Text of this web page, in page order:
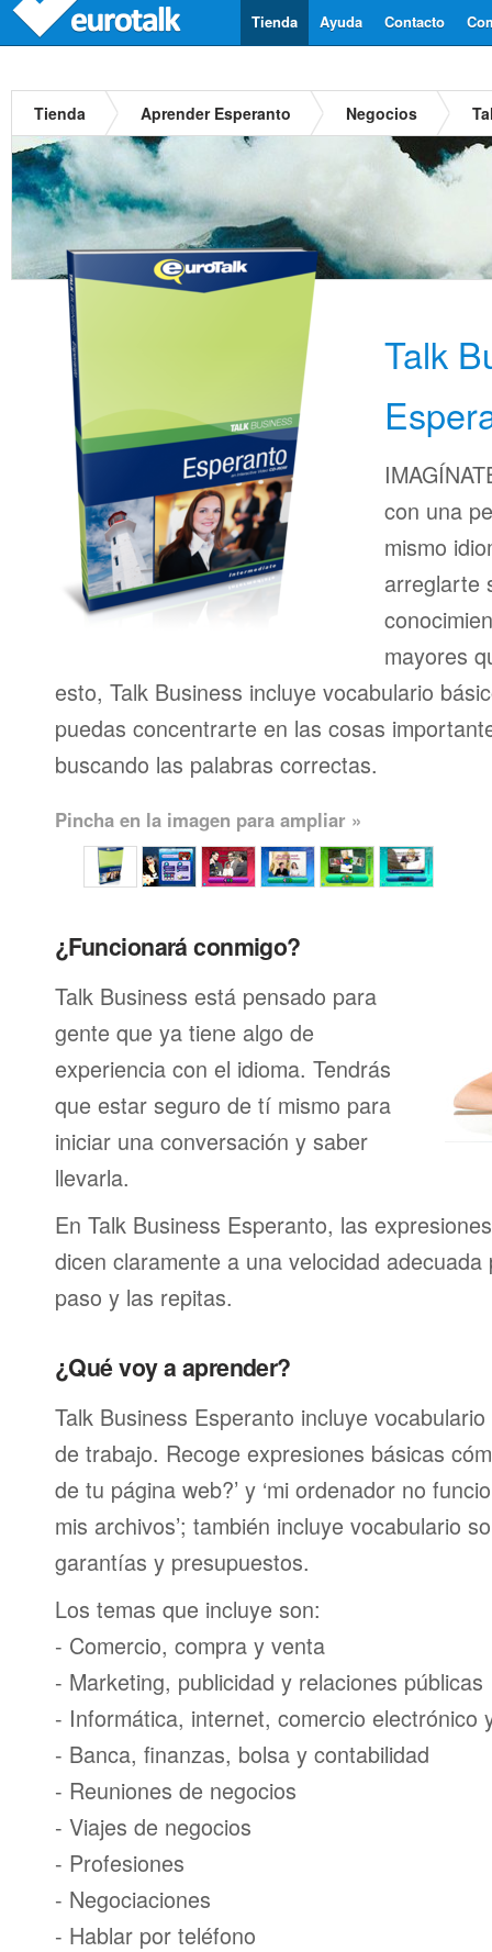
Contacto
Ayuda
Tienda
Tienda Aprender Esperanto Negocios
Talk
con una
mismo
arreglarte
mayores
esto, Talk Business incluye vocabulario
puedas concentrarte en las cosas
buscando las palabras correctas.
Pincha en la imagen para ampliar »
¿Funcionará conmigo?
Talk Business está pensado para
gente que ya tiene algo de
experiencia con el idioma. Tendrás
que estar seguro de tí mismo para
iniciar una conversación y saber
llevarla.
En Talk Business Esperanto, las
dicen claramente a una velocidad
paso y las repitas.
¿Qué voy a aprender?
Talk Business Esperanto incluye
de trabajo. Recoge expresiones básicas
de tu página web?’ y ‘mi ordenador no
mis archivos’; también incluye vocabulario
garantías y presupuestos.
Los temas que incluye son:
- Comercio, compra y venta
- Marketing, publicidad y relaciones públicas
- Informática, internet, comercio electrónico
- Banca, finanzas, bolsa y contabilidad
- Reuniones de negocios
- Viajes de negocios
- Profesiones
- Negociaciones
- Hablar por teléfono